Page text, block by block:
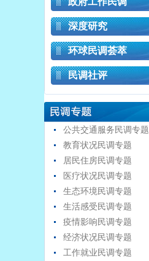
深度研究
环球民调荟萃
民调社评
公共交通服务民调专题
教育状况民调专题
居民住房民调专题
医疗状况民调专题
生态环境民调专题
生活感受民调专题
疫情影响民调专题
经济状况民调专题
工作就业民调专题